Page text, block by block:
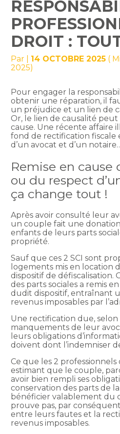
DROIT :
Par 14 OCTOBRE 2025 (
2025)
Pour engager la
obtenir une réparation, il
un préjudice et un lien de
Or, le lien de causalité
cause. Une récente affaire
fond de rectification fiscale
d’un avocat et d’un
Remise en cause
ou du respect
ça change tout !
Après avoir consulté leur
un couple fait une
enfants de leurs parts
propriété.
Sauf que ces 2 SCI sont
logements mis en location
dispositif de
des parts sociales a remis
dudit dispositif, entraînant
revenus imposables par
Une rectification due,
manquements de leur
leurs obligations
doivent dont l’indemniser
Ce que les 2
estimant que le couple,
avoir bien rempli ses
conservation des parts de
bénéficier valablement du
prouve pas, par
entre leurs fautes et la
revenus imposables.